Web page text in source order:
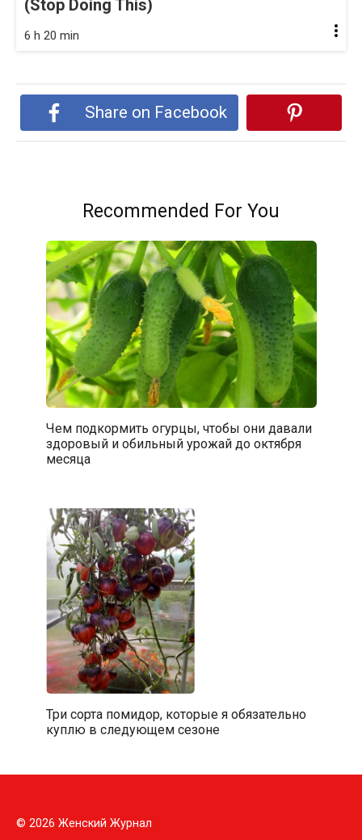
(Stop Doing This)
6 h 20 min
Share on Facebook
Recommended For You
Чем подкормить огурцы, чтобы они давали
здоровый и обильный урожай до октября
месяца
Три сорта помидор, которые я обязательно
куплю в следующем сезоне
© 2026 Женский Журнал